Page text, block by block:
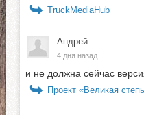
TruckMediaHub
Андрей
4 дня назад
и не должна сейчас
Проект «Великая